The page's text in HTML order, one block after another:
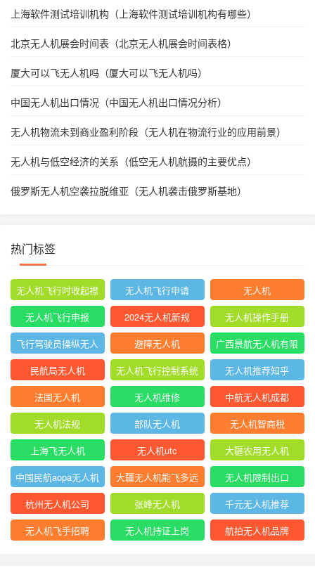
上海软件测试培训机构（上海软件测试培训机构有哪些）
北京无人机展会时间表（北京无人机展会时间表格）
厦大可以飞无人机吗（厦大可以飞无人机吗）
中国无人机出口情况（中国无人机出口情况分析）
无人机物流未到商业盈利阶段（无人机在物流行业的应用前景）
无人机与低空经济的关系（低空无人机航摄的主要优点）
俄罗斯无人机空袭拉脱维亚（无人机袭击俄罗斯基地）
热门标签
无人机飞行时收起襟
翼
无人机飞行申请
无人机
无人机飞行申报
2024无人机新规
无人机操作手册
飞行驾驶员操纵无人
机坡度转弯时
避障无人机
广西景航无人机有限
公司官网首页
民航局无人机
无人机飞行控制系统
中的pid控制器
无人机推荐知乎
法国无人机
无人机维修
中航无人机成都
无人机法规
部队无人机
无人机智商税
上海飞无人机
无人机utc
大疆农用无人机
中国民航aopa无人机
驾驶员合格证
大疆无人机能飞多远
无人机限制出口
杭州无人机公司
张峰无人机
千元无人机推荐
无人机飞手招聘
无人机持证上岗 航拍无人机品牌